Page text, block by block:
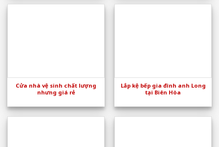
Cửa nhà vệ sinh chất lượng
nhưng giá rẻ
Lắp kệ bếp gia đình anh Long
tại Biên Hòa